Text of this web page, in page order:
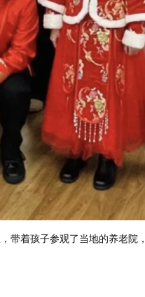
带着孩子参观了当地的养老